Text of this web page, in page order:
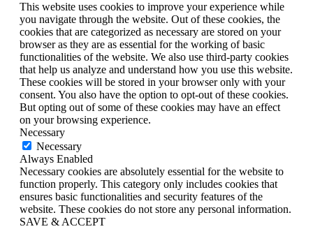
This website uses cookies to improve your experience while
you navigate through the website. Out of these cookies, the
cookies that are categorized as necessary are stored on your
browser as they are as essential for the working of basic
functionalities of the website. We also use third-party cookies
that help us analyze and understand how you use this website.
These cookies will be stored in your browser only with your
consent. You also have the option to opt-out of these cookies.
But opting out of some of these cookies may have an effect
on your browsing experience.
Necessary
Necessary
Always Enabled
Necessary cookies are absolutely essential for the website to
function properly. This category only includes cookies that
ensures basic functionalities and security features of the
website. These cookies do not store any personal information.
SAVE & ACCEPT